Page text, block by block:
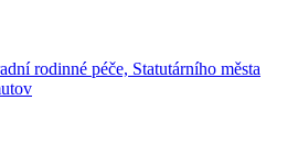
rodinné péče, Statutárního města